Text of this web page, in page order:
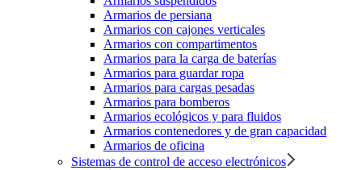
Armarios de persiana
Armarios con cajones verticales
Armarios con compartimentos
Armarios para la carga de baterías
Armarios para guardar ropa
Armarios para cargas pesadas
Armarios para bomberos
Armarios ecológicos y para fluidos
Armarios contenedores y de gran capacidad
Armarios de oficina
Sistemas de control de acceso electrónicos